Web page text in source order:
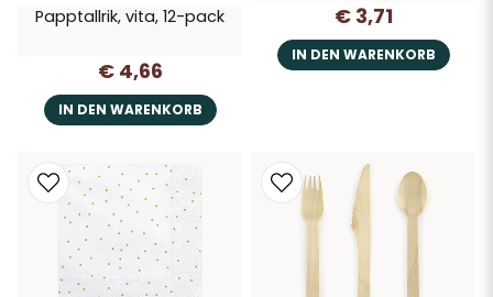
Papptallrik, vita, 12-pack
€ 4,66
IN DEN WARENKORB
€ 3,71
IN DEN WARENKORB